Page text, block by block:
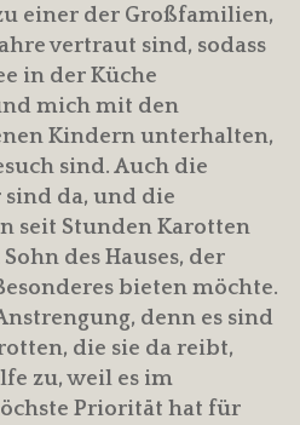
einer der Großfamilien,
vertraut sind, sodass
in der Küche
mich mit den
Kindern unterhalten,
sind. Auch die
da, und die
seit Stunden Karotten
des Hauses, der
bieten möchte.
denn es sind
die sie da reibt,
zu, weil es im
Priorität hat für